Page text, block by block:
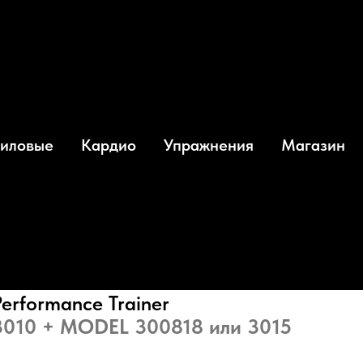
Кардио Упражнения Магазин
Keiser
Trainer
+ MODEL 300818 или 3015